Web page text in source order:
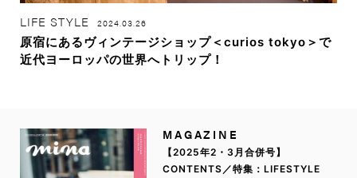
LIFE STYLE 2024.03.26
原宿にあるヴィンテージショップ＜curios tokyo＞で
近代ヨーロッパの世界へトリップ！
MAGAZINE
【2025年2・3月合併号】
CONTENTS／特集：LIFESTYLE